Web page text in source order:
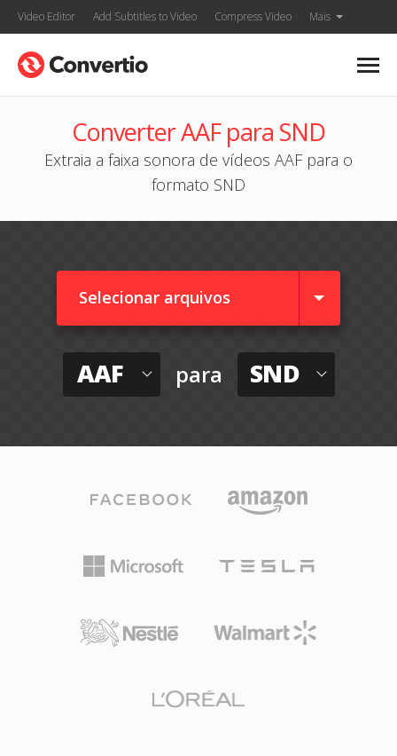
Video Editor Add Subtitles to Video Compress Video Mais
Converter AAF para SND
Extraia a faixa sonora de vídeos AAF para o
formato SND
Selecionar arquivos
AAF para SND